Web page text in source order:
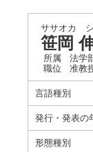
ササオカ
笹岡
所属
法学
職位
准教
言語種別
発行・発表の
形態種別